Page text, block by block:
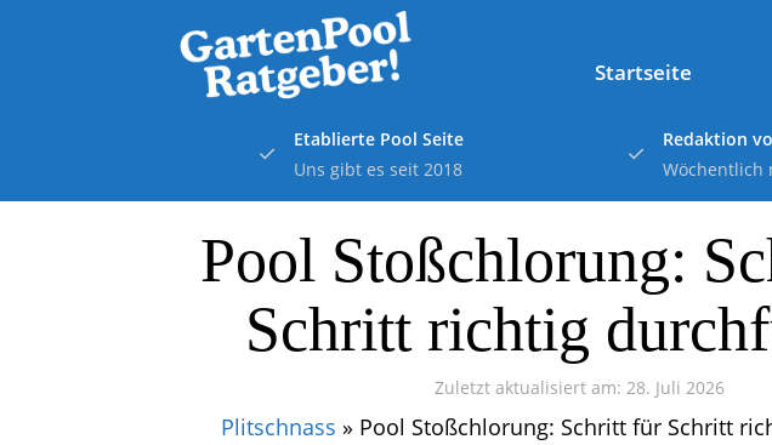
Startseite
Etablierte Pool Seite
Uns gibt es seit 2018
Redaktion
Wöchentlich
Pool Stoßchlorung:
Schritt richtig
Zuletzt aktualisiert am: 28. Juli 2026
Plitschnass » Pool Stoßchlorung: Schritt für Schritt